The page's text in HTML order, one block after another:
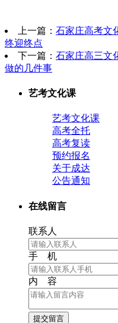
上一篇： 石家庄高考文
终迎终点
下一篇： 石家庄高三文
做的几件事
艺考文化课
艺考文化课
高考全托
高考复读
预约报名
关于成达
公告通知
在线留言
联系人
手 机
内 容
提交留言